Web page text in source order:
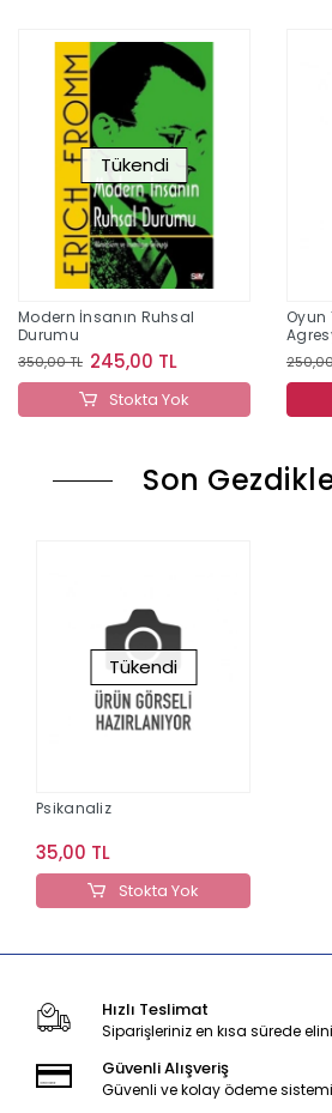
Tükendi
Modern İnsanın Ruhsal
Durumu
350,00 TL 245,00 TL
Stokta Yok
Oyun
Son
Tükendi
Psikanaliz
35,00 TL
Stokta Yok
Hızlı Teslimat
Siparişleriniz en kısa sürede
Güvenli Alışveriş
Güvenli ve kolay ödeme sistemi